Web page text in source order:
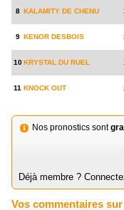
8 KALAMITY DE CHENU
9 KENOR DESBOIS
10 KRYSTAL DU RUEL
11 KNOCK OUT
Nos pronostics sont
Déjà membre ?
Vos commentaires